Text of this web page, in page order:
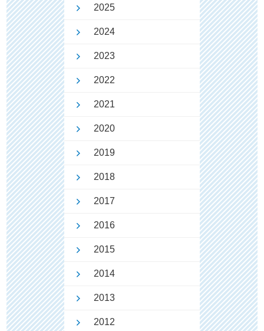
2025
2024
2023
2022
2021
2020
2019
2018
2017
2016
2015
2014
2013
2012